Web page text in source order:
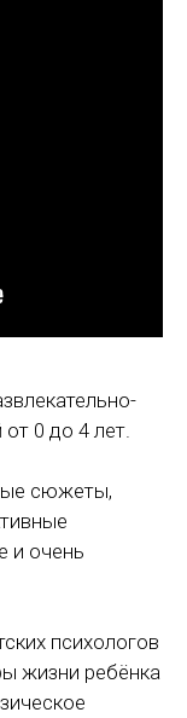
0 до 4 лет.
сюжеты,
и очень
психологов
жизни ребёнка